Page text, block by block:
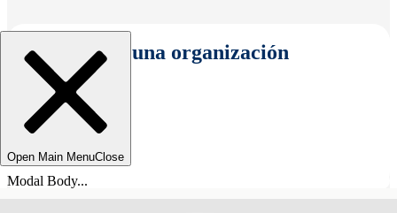
Seleccionar una organización
Open Main MenuClose
Modal Body...